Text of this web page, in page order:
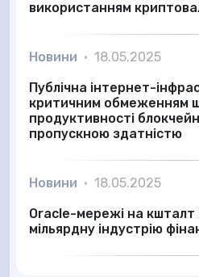
використанням
Новини • 18.05.2025
Публічна інтернет-
критичним обмеженням
продуктивності
пропускною здатністю
Новини • 18.05.2025
Oracle-мережі на
мільярдну індустрію